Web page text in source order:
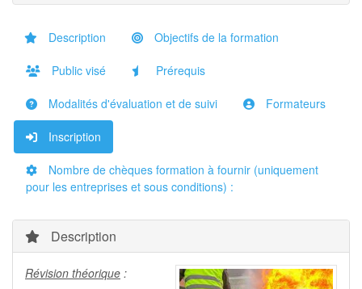
Description Objectifs de la formation
Public visé Prérequis
Modalités d'évaluation et de suivi Formateurs
Inscription
Nombre de chèques formation à fournir (uniquement
pour les entreprises et sous conditions) :
Description
Révision théorique :